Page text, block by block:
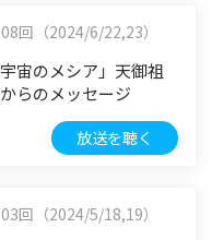
回（2024/6/22,23）
宇宙のメシア」天御祖
らのメッセージ
放送を聴く
回（2024/5/18,19）